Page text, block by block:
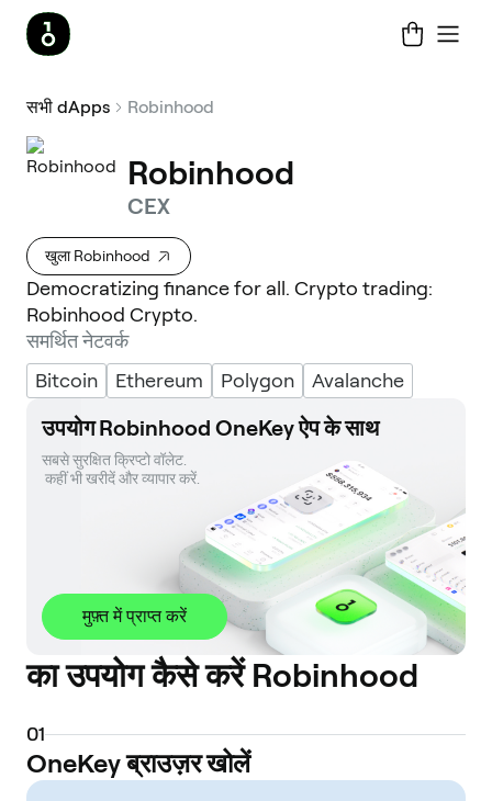
सभी dApps Robinhood
Robinhood
CEX
खुला Robinhood
Democratizing finance for all. Crypto trading:
Robinhood Crypto.
समर्थित नेटवर्क
Bitcoin
Ethereum Polygon Avalanche
उपयोग Robinhood OneKey ऐप के साथ
सबसे सुरक्षित क्रिप्टो वॉलेट.
कहीं भी खरीदें और व्यापार करें.
मुफ़्त में प्राप्त करें
का उपयोग कैसे करें Robinhood
01
OneKey ब्राउज़र खोलें